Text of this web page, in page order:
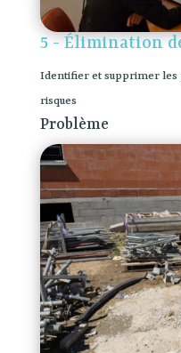
5 - Élimination
Identifier et supprimer les
risques
Problème